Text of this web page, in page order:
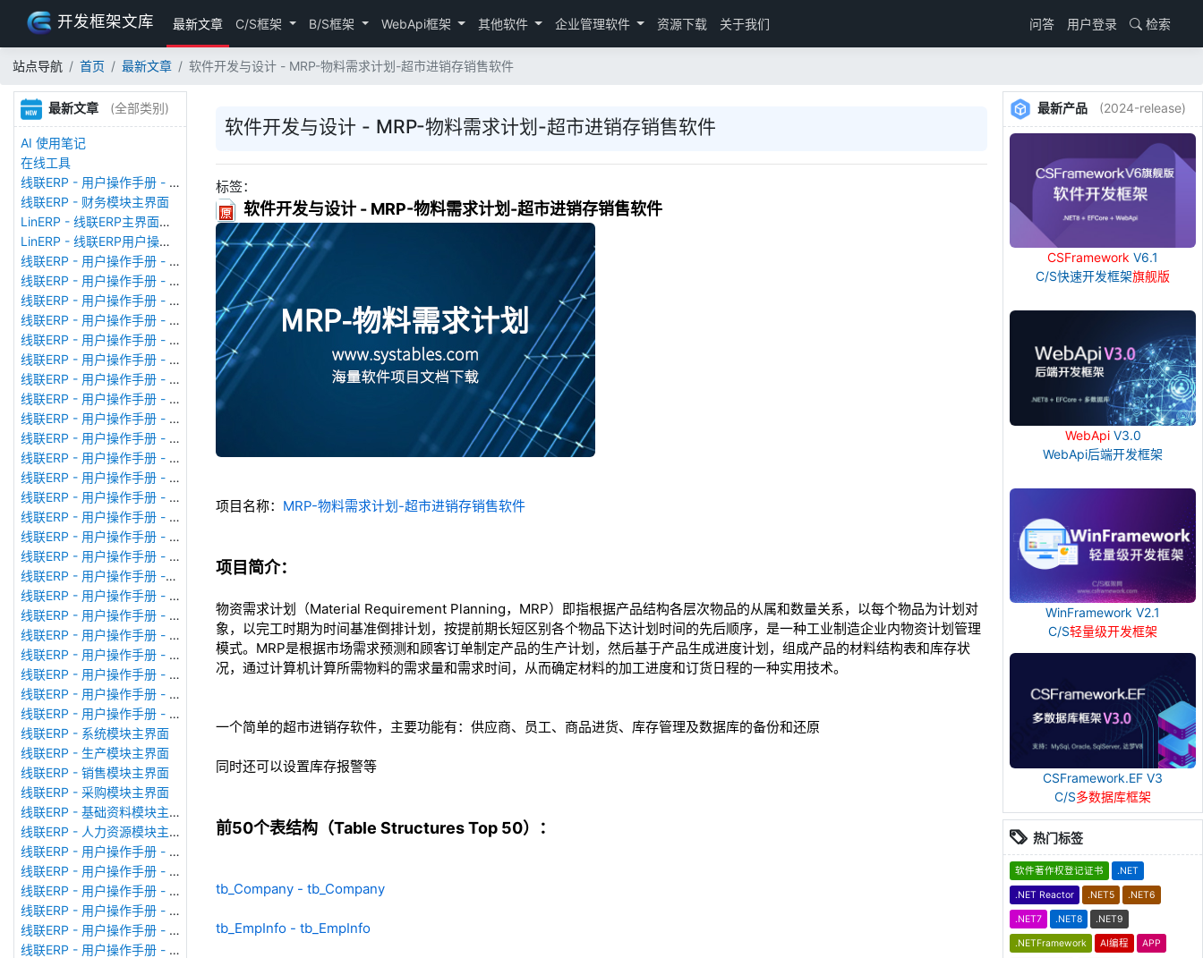
开发框架文库 最新文章 C/S框架 B/S框架 WebApi框架 其他软件 企业管理软件 资源下载 关于我们 问答 用户登录 检索
站点导航 首页 最新文章 软件开发与设计 - MRP-物料需求计划-超市进销存销售软件
最新文章 (全部类别)
AI 使用笔记
在线工具
线联ERP - 用户操作手册 - 存货期初
线联ERP - 财务模块主界面
LinERP - 线联ERP主界面（HOME）
LinERP - 线联ERP用户操作手册 - 系统登陆
线联ERP - 用户操作手册 - 查看在线用户
线联ERP - 用户操作手册 - 数据备份
线联ERP - 用户操作手册 - 工厂管理
线联ERP - 用户操作手册 - 帐套管理
线联ERP - 用户操作手册 - 语种设置
线联ERP - 用户操作手册 - 国际化多语言
线联ERP - 用户操作手册 - 报表管理
线联ERP - 用户操作手册 - 字段名管理
线联ERP - 用户操作手册 - 模块管理
线联ERP - 用户操作手册 - 广播消息
线联ERP - 用户操作手册 - 审计日志
线联ERP - 用户操作手册 - 公司资料设置
线联ERP - 用户操作手册 - 系统参数设置
线联ERP - 用户操作手册 - 单据类型
线联ERP - 用户操作手册 - 号码规则
线联ERP - 用户操作手册 - 功能菜单
线联ERP - 用户操作手册 -分配临时角色
线联ERP - 用户操作手册 - 组织架构
线联ERP - 用户操作手册 - 用户管理
线联ERP - 用户操作手册 - 角色/岗位管理
线联ERP - 用户操作手册 - 暂估入库明细表
线联ERP - 用户操作手册 - 物料收发明细表
线联ERP - 用户操作手册 - 即时库存余额表
线联ERP - 用户操作手册 - 库存账龄分析表
线联ERP - 系统模块主界面
线联ERP - 生产模块主界面
线联ERP - 销售模块主界面
线联ERP - 采购模块主界面
线联ERP - 基础资料模块主界面
线联ERP - 人力资源模块主界面
线联ERP - 用户操作手册 - 个人考勤报表（横向）
线联ERP - 用户操作手册 - 部门考勤报表
线联ERP - 用户操作手册 - 个人考勤报表
线联ERP - 用户操作手册 - 考勤计算
线联ERP - 用户操作手册 - 节假日管理
线联ERP - 用户操作手册 - 请假管理
软件开发与设计 - MRP-物料需求计划-超市进销存销售软件
标签：
软件开发与设计 - MRP-物料需求计划-超市进销存销售软件
项目名称： MRP-物料需求计划-超市进销存销售软件
项目简介：
物资需求计划（Material Requirement Planning，MRP）即指根据产品结构各层次物品的从属和数量关系，以每个物品为计划对
象，以完工时期为时间基准倒排计划，按提前期长短区别各个物品下达计划时间的先后顺序，是一种工业制造企业内物资计划管理
模式。MRP是根据市场需求预测和顾客订单制定产品的生产计划，然后基于产品生成进度计划，组成产品的材料结构表和库存状
况，通过计算机计算所需物料的需求量和需求时间，从而确定材料的加工进度和订货日程的一种实用技术。
一个简单的超市进销存软件，主要功能有：供应商、员工、商品进货、库存管理及数据库的备份和还原
同时还可以设置库存报警等
前50个表结构（Table Structures Top 50）：
tb_Company - tb_Company
tb_EmpInfo - tb_EmpInfo
最新产品 (2024-release)
CSFramework V6.1
C/S快速开发框架旗舰版
WebApiV3.0
WebApi后端开发框架
WinFramework V2.1
C/S轻量级开发框架
CSFramework.EF V3
C/S多数据库框架
热门标签
软件著作权登记证书 .NET
.NET Reactor .NET5 .NET6
.NET7 .NET8 .NET9
.NETFramework AI编程 APP